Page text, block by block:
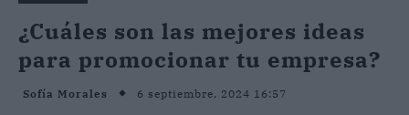
¿Cuáles son las mejores ideas
para promocionar tu empresa?
Sofía Morales 6 septiembre, 2024 16:57